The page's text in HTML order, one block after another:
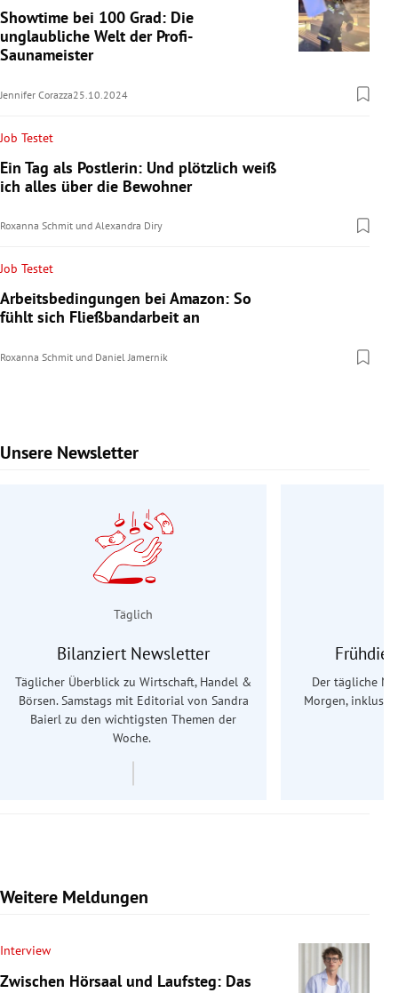
Showtime bei 100 Grad: Die
unglaubliche Welt der Profi-
Saunameister
Jennifer Corazza25.10.2024
Job Testet
Ein Tag als Postlerin: Und plötzlich weiß
ich alles über die Bewohner
Roxanna Schmit und Alexandra Diry
Job Testet
Arbeitsbedingungen bei Amazon: So
fühlt sich Fließbandarbeit an
Roxanna Schmit und Daniel Jamernik
Unsere Newsletter
Slide 1 von 9
Täglich
Bilanziert Newsletter
Täglicher Überblick zu Wirtschaft, Handel &
Börsen. Samstags mit Editorial von Sandra
Baierl zu den wichtigsten Themen der
Woche.
Der tägliche
Morgen,
Weitere Meldungen
Interview
Zwischen Hörsaal und Laufsteg: Das